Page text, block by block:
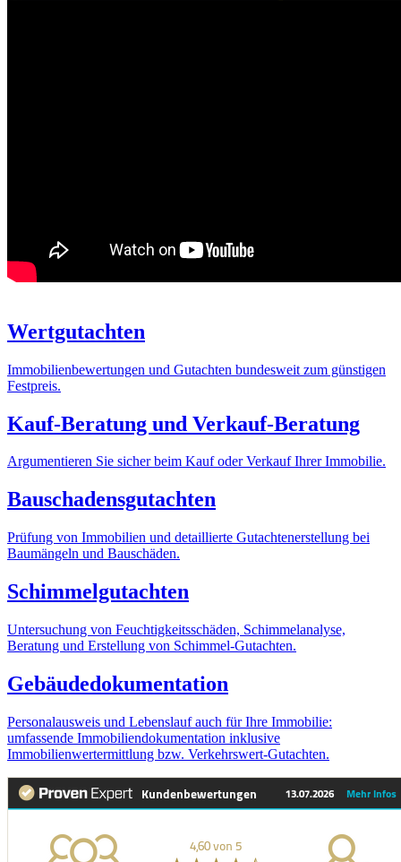
Wertgutachten
Immobilienbewertungen und Gutachten bundesweit zum günstigen
Festpreis.
Kauf-Beratung und Verkauf-Beratung
Argumentieren Sie sicher beim Kauf oder Verkauf Ihrer Immobilie.
Bauschadensgutachten
Prüfung von Immobilien und detaillierte Gutachtenerstellung bei
Baumängeln und Bauschäden.
Schimmelgutachten
Untersuchung von Feuchtigkeitsschäden, Schimmelanalyse,
Beratung und Erstellung von Schimmel-Gutachten.
Gebäudedokumentation
Personalausweis und Lebenslauf auch für Ihre Immobilie:
umfassende Immobiliendokumentation inklusive
Immobilienwertermittlung bzw. Verkehrswert-Gutachten.